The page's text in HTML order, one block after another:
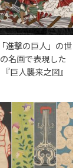
進撃の巨人」の世
名画で表現した
巨人襲来之図』